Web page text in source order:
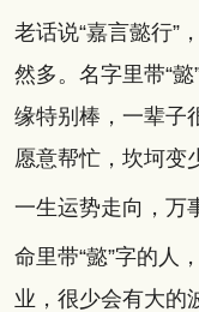
老话说“嘉言懿行”
然多。名字里带“
缘特别棒，一辈子
愿意帮忙，坎坷变
一生运势走向，万
命里带“懿”字的人
业，很少会有大的